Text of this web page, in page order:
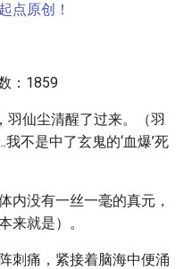
点原创！
：1859
羽仙尘清醒了过来。（羽
不是中了玄鬼的‘血爆’死
内没有一丝一毫的真元，
来就是）。
刺痛，紧接着脑海中便涌